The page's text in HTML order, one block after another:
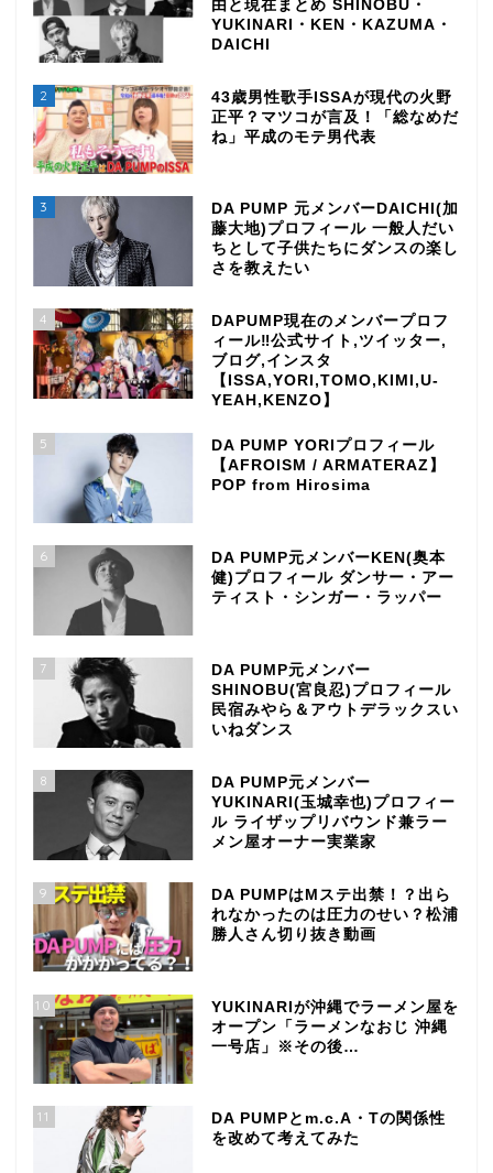
由と現在まとめ SHINOBU・
YUKINARI・KEN・KAZUMA・
DAICHI
2
43歳男性歌手ISSAが現代の火野
正平？マツコが言及！「総なめだ
ね」平成のモテ男代表
3
DA PUMP 元メンバーDAICHI(加
藤大地)プロフィール 一般人だい
ちとして子供たちにダンスの楽し
さを教えたい
4
DAPUMP現在のメンバープロフ
ィール‼公式サイト,ツイッター,
ブログ,インスタ
【ISSA,YORI,TOMO,KIMI,U-
YEAH,KENZO】
5
DA PUMP YORIプロフィール
【AFROISM / ARMATERAZ】
POP from Hirosima
6
DA PUMP元メンバーKEN(奥本
健)プロフィール ダンサー・アー
ティスト・シンガー・ラッパー
7
DA PUMP元メンバー
SHINOBU(宮良忍)プロフィール
民宿みやら＆アウトデラックスい
いねダンス
8
DA PUMP元メンバー
YUKINARI(玉城幸也)プロフィー
ル ライザップリバウンド兼ラー
メン屋オーナー実業家
9
DA PUMPはMステ出禁！？出ら
れなかったのは圧力のせい？松浦
勝人さん切り抜き動画
10
YUKINARIが沖縄でラーメン屋を
オープン「ラーメンなおじ 沖縄
一号店」※その後…
11
DA PUMPとm.c.A・Tの関係性
を改めて考えてみた